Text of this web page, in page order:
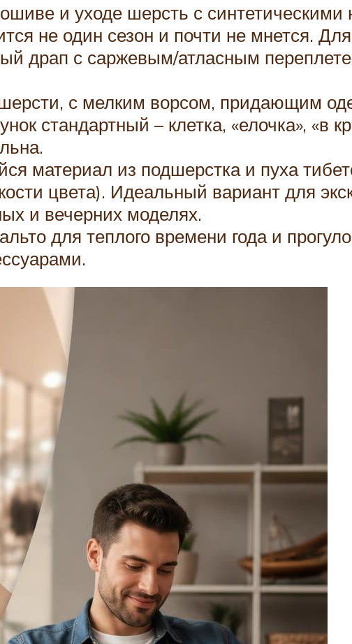
и уходе шерсть с синтетическими
не один сезон и почти не мнется. Для
драп с саржевым/атласным
с мелким ворсом, придающим
стандартный – клетка, «елочка», «в
материал из подшерстка и пуха
цвета). Идеальный вариант для
и вечерних моделях.
для теплого времени года и